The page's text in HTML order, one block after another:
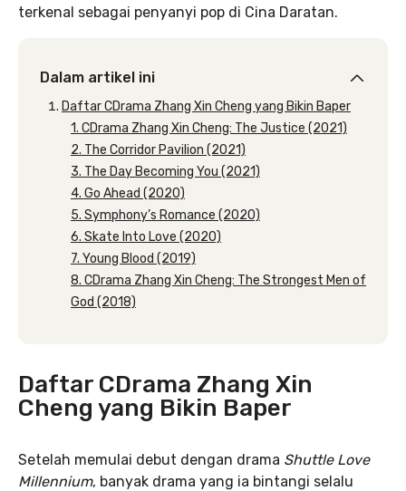
terkenal sebagai penyanyi pop di Cina Daratan.
Dalam artikel ini
Daftar CDrama Zhang Xin Cheng yang Bikin Baper
1. CDrama Zhang Xin Cheng: The Justice (2021)
2. The Corridor Pavilion (2021)
3. The Day Becoming You (2021)
4. Go Ahead (2020)
5. Symphony’s Romance (2020)
6. Skate Into Love (2020)
7. Young Blood (2019)
8. CDrama Zhang Xin Cheng: The Strongest Men of
God (2018)
Daftar CDrama Zhang Xin
Cheng yang Bikin Baper
Setelah memulai debut dengan drama Shuttle Love
Millennium, banyak drama yang ia bintangi selalu